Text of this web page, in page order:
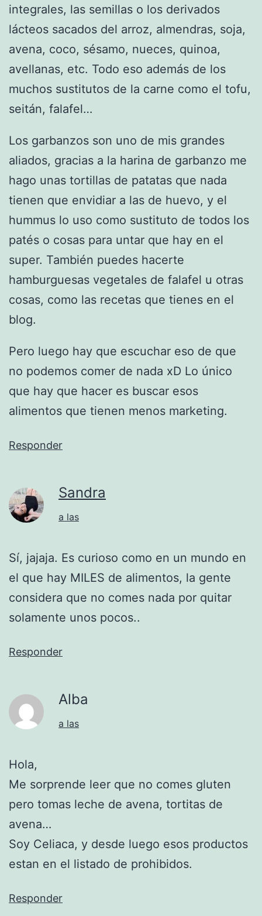
integrales, las semillas o los derivados
lácteos sacados del arroz, almendras, soja,
avena, coco, sésamo, nueces, quinoa,
avellanas, etc. Todo eso además de los
muchos sustitutos de la carne como el tofu,
seitán, falafel…
Los garbanzos son uno de mis grandes
aliados, gracias a la harina de garbanzo me
hago unas tortillas de patatas que nada
tienen que envidiar a las de huevo, y el
hummus lo uso como sustituto de todos los
patés o cosas para untar que hay en el
super. También puedes hacerte
hamburguesas vegetales de falafel u otras
cosas, como las recetas que tienes en el
blog.
Pero luego hay que escuchar eso de que
no podemos comer de nada xD Lo único
que hay que hacer es buscar esos
alimentos que tienen menos marketing.
Responder
Sandra
a las
Sí, jajaja. Es curioso como en un mundo en
el que hay MILES de alimentos, la gente
considera que no comes nada por quitar
solamente unos pocos..
Responder
Alba
a las
Hola,
Me sorprende leer que no comes gluten
pero tomas leche de avena, tortitas de
avena…
Soy Celiaca, y desde luego esos productos
estan en el listado de prohibidos.
Responder